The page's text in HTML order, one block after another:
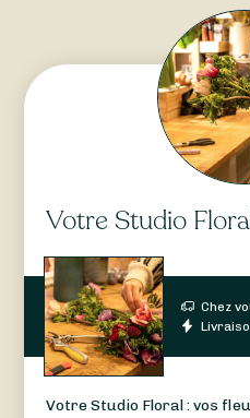
Votre Studio
Chez
Votre Studio Floral : vos